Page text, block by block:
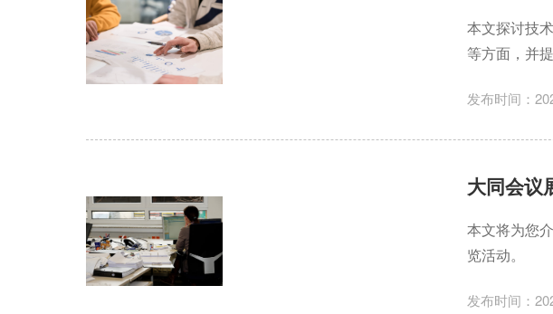
本文探讨技
等方面，并
发布时间：
大同会议
本文将为您
览活动。
发布时间：